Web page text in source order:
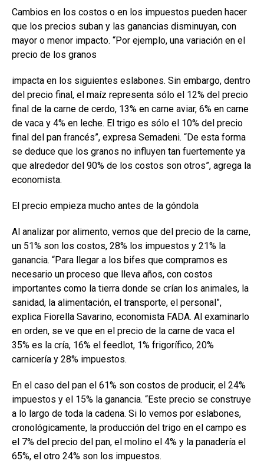
Cambios en los costos o en los impuestos pueden hacer
que los precios suban y las ganancias disminuyan, con
mayor o menor impacto. “Por ejemplo, una variación en el
precio de los granos
impacta en los siguientes eslabones. Sin embargo, dentro
del precio final, el maíz representa sólo el 12% del precio
final de la carne de cerdo, 13% en carne aviar, 6% en carne
de vaca y 4% en leche. El trigo es sólo el 10% del precio
final del pan francés”, expresa Semadeni. “De esta forma
se deduce que los granos no influyen tan fuertemente ya
que alrededor del 90% de los costos son otros”, agrega la
economista.
El precio empieza mucho antes de la góndola
Al analizar por alimento, vemos que del precio de la carne,
un 51% son los costos, 28% los impuestos y 21% la
ganancia. “Para llegar a los bifes que compramos es
necesario un proceso que lleva años, con costos
importantes como la tierra donde se crían los animales, la
sanidad, la alimentación, el transporte, el personal”,
explica Fiorella Savarino, economista FADA. Al examinarlo
en orden, se ve que en el precio de la carne de vaca el
35% es la cría, 16% el feedlot, 1% frigorífico, 20%
carnicería y 28% impuestos.
En el caso del pan el 61% son costos de producir, el 24%
impuestos y el 15% la ganancia. “Este precio se construye
a lo largo de toda la cadena. Si lo vemos por eslabones,
cronológicamente, la producción del trigo en el campo es
el 7% del precio del pan, el molino el 4% y la panadería el
65%, el otro 24% son los impuestos.